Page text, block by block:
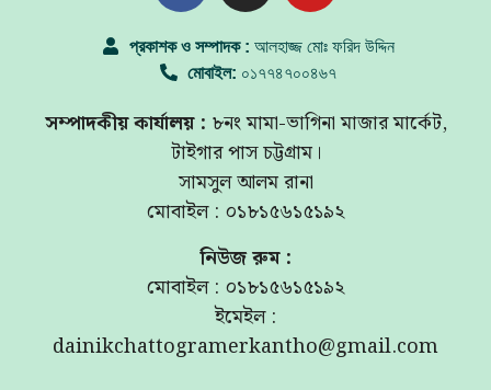
প্রকাশক ও সম্পাদক : আলহাজ্জ মোঃ ফরিদ উদ্দিন
মোবাইল: ০১৭৭৪৭০০৪৬৭
সম্পাদকীয় কার্যালয় : ৮নং মামা-ভাগিনা মাজার মার্কেট,
টাইগার পাস চট্টগ্রাম।
সামসুল আলম রানা
মোবাইল : ০১৮১৫৬১৫১৯২
নিউজ রুম :
মোবাইল : ০১৮১৫৬১৫১৯২
ইমেইল :
dainikchattogramerkantho@gmail.com